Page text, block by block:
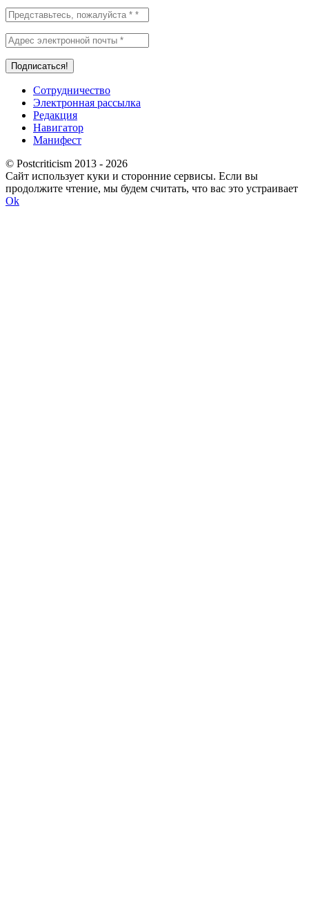
Сотрудничество
Электронная рассылка
Редакция
Навигатор
Манифест
© Postcriticism 2013 - 2026
Сайт использует куки и сторонние сервисы. Если вы
продолжите чтение, мы будем считать, что вас это устраивает
Ok